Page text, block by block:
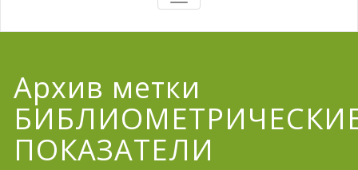
NAVIGATION
Архив метки
ПОКАЗАТЕЛИ